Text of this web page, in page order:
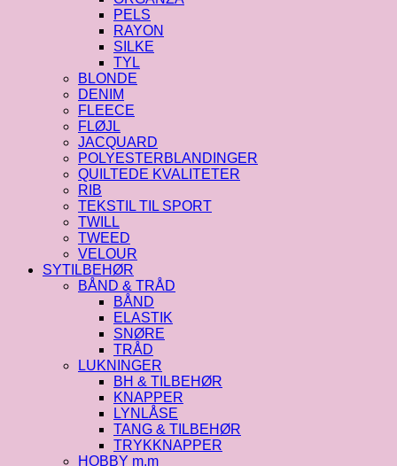
PELS
RAYON
SILKE
TYL
BLONDE
DENIM
FLEECE
FLØJL
JACQUARD
POLYESTERBLANDINGER
QUILTEDE KVALITETER
RIB
TEKSTIL TIL SPORT
TWILL
TWEED
VELOUR
SYTILBEHØR
BÅND & TRÅD
BÅND
ELASTIK
SNØRE
TRÅD
LUKNINGER
BH & TILBEHØR
KNAPPER
LYNLÅSE
TANG & TILBEHØR
TRYKKNAPPER
HOBBY m.m